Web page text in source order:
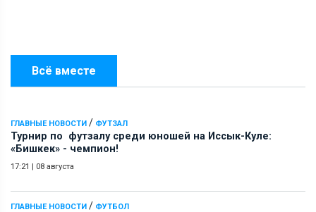
Всё вместе
ГЛАВНЫЕ НОВОСТИ / ФУТЗАЛ
Турнир по футзалу среди юношей на Иссык-Куле:
«Бишкек» - чемпион!
17:21 | 08 августа
ГЛАВНЫЕ НОВОСТИ / ФУТБОЛ